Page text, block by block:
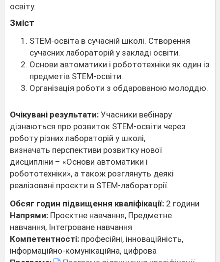
освіту.
Зміст
STEM-освіта в сучасній школі. Створення
сучасних лабораторій у закладі освіти.
Основи автоматики і робототехніки як один із
предметів STEM-освіти.
Організація роботи з обдарованою молоддю.
Очікувані результати: Учасники вебінару
дізнаються про розвиток STEM-освіти через
роботу різних лабораторій у школі,
визначать перспективи розвитку нової
дисципліни – «Основи автоматики і
робототехніки», а також розглянуть деякі
реалізовані проєкти в STEM-лабораторії.
Обсяг годин підвищення кваліфікації: 2 години
Напрями: Проєктне навчання, Предметне
навчання, Інтегроване навчання
Компетентності: професійні, інноваційність,
інформаційно-комунікаційна, цифрова